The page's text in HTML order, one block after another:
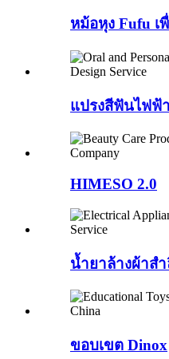
หม้อหุง Fufu เ
แปรงสีฟันไฟฟ้า
HIMESO 2.0
น้ำยาล้างผ้าส
ขอบเขต Dinox